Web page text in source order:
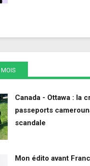
Canada - Ottawa : la
passeports
scandale
Mon édito avant